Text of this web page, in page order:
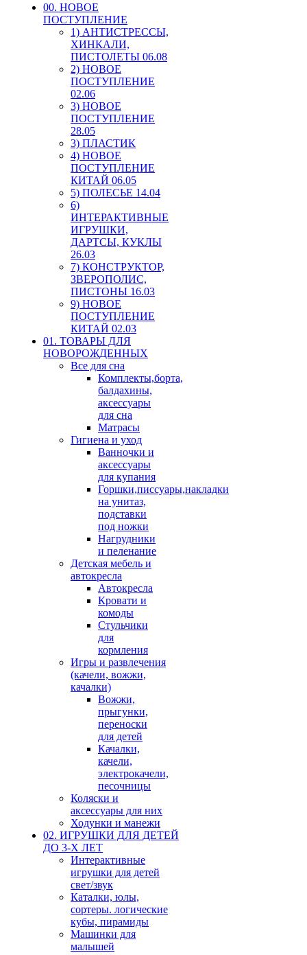
00. HОВОЕ
ПОСТУПЛЕНИЕ
1) АНТИСТРЕССЫ,
ХИНКАЛИ,
ПИСТОЛЕТЫ 06.08
2) НОВОЕ
ПОСТУПЛЕНИЕ
02.06
3) НОВОЕ
ПОСТУПЛЕНИЕ
28.05
3) ПЛАСТИК
4) НОВОЕ
ПОСТУПЛЕНИЕ
КИТАЙ 06.05
5) ПОЛЕСЬЕ 14.04
6)
ИНТЕРАКТИВНЫЕ
ИГРУШКИ,
ДАРТСЫ, КУКЛЫ
26.03
7) КОНСТРУКТОР,
ЗВЕРОПОЛИС,
ПИСТОНЫ 16.03
9) НОВОЕ
ПОСТУПЛЕНИЕ
КИТАЙ 02.03
01. ТОВАРЫ ДЛЯ
НОВОРОЖДЕННЫХ
Все для сна
Комплекты,борта,
балдахины,
аксессуары
для сна
Матрасы
Гигиена и уход
Ванночки и
аксессуары
для купания
Горшки,писсуары,накладки
на унитаз,
подставки
под ножки
Нагрудники
и пеленание
Детская мебель и
автокресла
Автокресла
Кровати и
комоды
Стульчики
для
кормления
Игры и развлечения
(качели, вожжи,
качалки)
Вожжи,
прыгунки,
переноски
для детей
Качалки,
качели,
электрокачели,
песочницы
Коляски и
аксессуары для них
Ходунки и манежи
02. ИГРУШКИ ДЛЯ ДЕТЕЙ
ДО 3-Х ЛЕТ
Интерактивные
игрушки для детей
свет/звук
Каталки, юлы,
сортеры. логические
кубы, пирамиды
Машинки для
малышей